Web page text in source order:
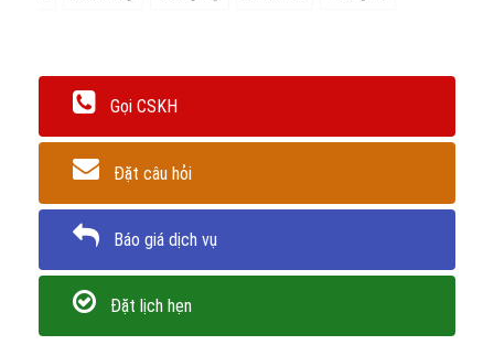
websitecủa bạn, hãy liên hệ với
mang lại lớn nhất!
Trân trọng! Cảm ơn bạn đã luôn theo dõi các bài viết